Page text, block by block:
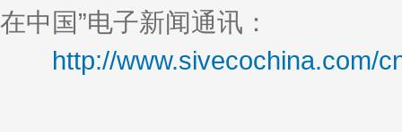
在中国”电子新闻通讯：
http://www.sivecochina.com/